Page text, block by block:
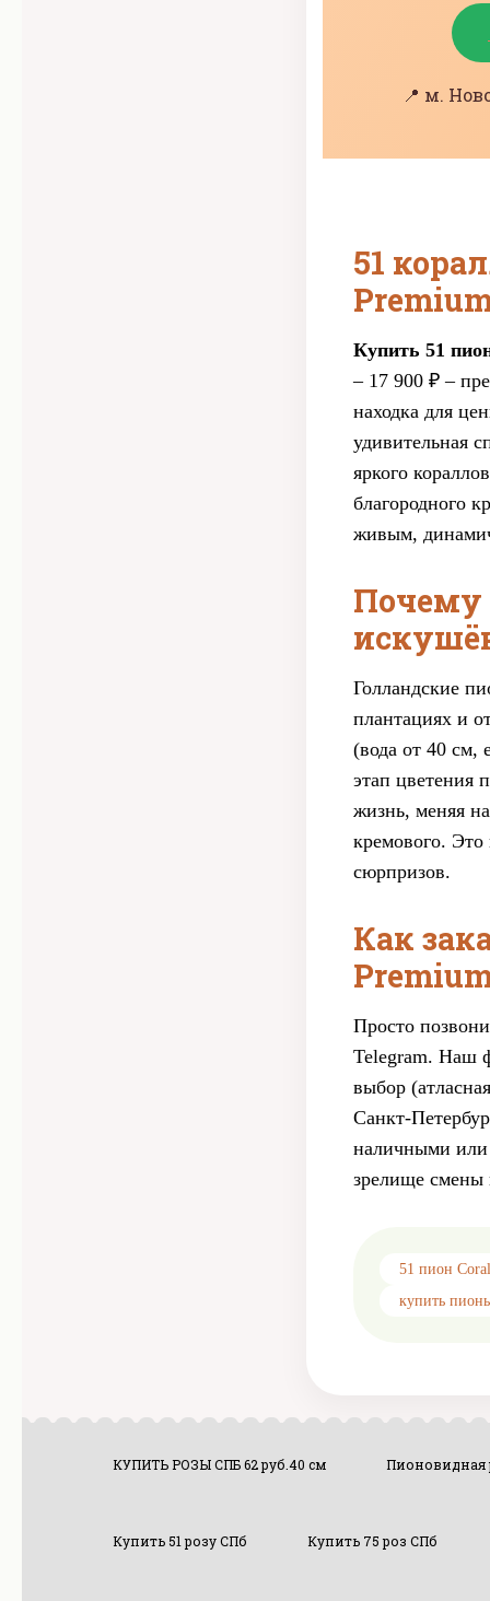
📍 м.
51
Купить 51
– 17 900 ₽ –
находка для
удивительная
яркого
благородного
живым,
Почему
Голландские
плантациях и
(вода от 40 см,
этап цветения
жизнь, меняя
кремового. Это
сюрпризов.
Как
Просто
Telegram. Наш
выбор
Санкт-
наличными или
зрелище смены
51 пион
купить
КУПИТЬ РОЗЫ СПБ 62 руб.40 см Пионовидная
Купить 51 розу СПб Купить 75 роз СПб